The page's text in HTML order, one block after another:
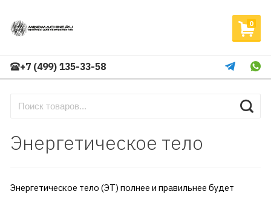
0
+7 (499) 135-33-58
Энергетическое тело
Энергетическое тело (ЭТ) полнее и правильнее будет